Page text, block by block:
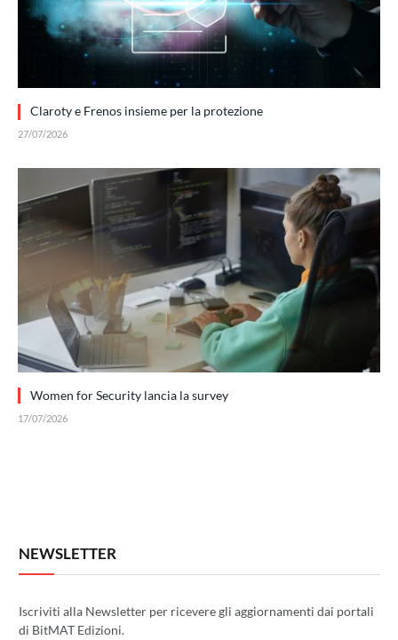
Claroty e Frenos insieme per la protezione
27/07/2026
Women for Security lancia la survey
17/07/2026
NEWSLETTER
Iscriviti alla Newsletter per ricevere gli aggiornamenti dai portali
di BitMAT Edizioni.